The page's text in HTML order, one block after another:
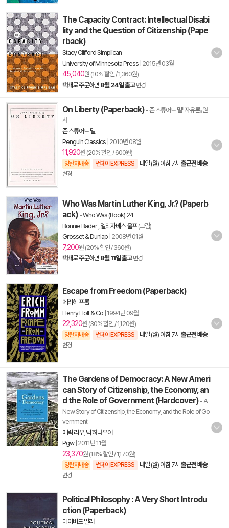
The Capacity Contract: Intellectual Disabi
lity and the Question of Citizenship (Pape
rback)
Stacy Clifford Simplican
University of Minnesota Press 2015년 03월
45,040원 (10% 할인 / 1,360원)
택배로 주문하면 8월 24일 출고 변경
On Liberty (Paperback) - 존 스튜어트 밀『자유론』원
서
존 스튜어트 밀
Penguin Classics 2010년 08월
11,920원 (20% 할인 / 600원)
양탄자배송 썬데이 EXPRESS 내일 (월) 아침 7시 출근전 배송
변경
Who Was Martin Luther King, Jr.? (Paperb
ack) -Who Was (Book) 24
Bonnie Bader, 엘리자베스 울프(그림)
Grosset & Dunlap 2008년 01월
7,200원 (20% 할인 / 360원)
택배로 주문하면 8월 11일 출고 변경
Escape from Freedom (Paperback)
에리히 프롬
Henry Holt & Co 1994년 09월
22,320원 (30% 할인 / 1,120원)
양탄자배송 썬데이 EXPRESS 내일 (월) 아침 7시 출근전 배송
변경
The Gardens of Democracy: A New Ameri
can Story of Citizenship, the Economy, an
d the Role of Government (Hardcover) - A
New Story of Citizenship, the Economy, and the Role of Go
vernment
에릭 리우, 닉 하나우어
Pgw| 2011년 11월
23,370원 (18% 할인 / 1,170원)
양탄자배송 썬데이 EXPRESS 내일 (월) 아침 7시 출근전 배송
변경
Political Philosophy : A Very Short Introdu
ction (Paperback)
데이비드 밀러